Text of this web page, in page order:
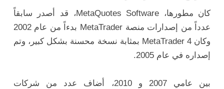
كان مطورها، MetaQuotes Software، قد أصدر سابقاً
عدداً من إصدارات منصة MetaTrader بدءاً من عام 2002
وكان MetaTrader 4 بمثابة نسخة محسنة بشكل كبير، وتم
إصداره في عام 2005.
بين عامي 2007 و 2010، أضاف عدد من شركات